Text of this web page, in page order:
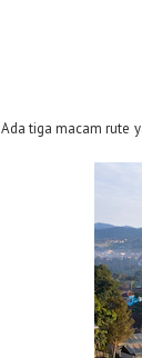
Ada tiga macam rute